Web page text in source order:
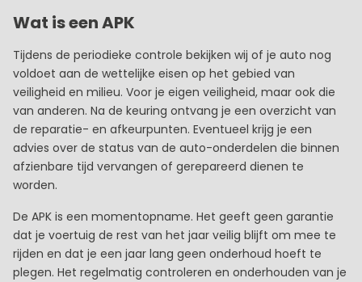
Wat is een APK
Tijdens de periodieke controle bekijken wij of je auto nog
voldoet aan de wettelijke eisen op het gebied van
veiligheid en milieu. Voor je eigen veiligheid, maar ook die
van anderen. Na de keuring ontvang je een overzicht van
de reparatie- en afkeurpunten. Eventueel krijg je een
advies over de status van de auto-onderdelen die binnen
afzienbare tijd vervangen of gerepareerd dienen te
worden.
De APK is een momentopname. Het geeft geen garantie
dat je voertuig de rest van het jaar veilig blijft om mee te
rijden en dat je een jaar lang geen onderhoud hoeft te
plegen. Het regelmatig controleren en onderhouden van je